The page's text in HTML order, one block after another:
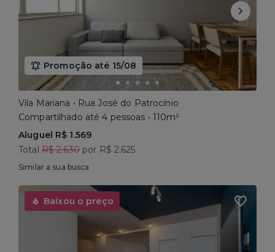
Promoção até 15/08
Vila Mariana • Rua José do Patrocínio
Compartilhado até 4 pessoas • 110m²
Aluguel R$ 1.569
Total R$ 2.630por R$ 2.625
Similar a sua busca
Baixou o preço